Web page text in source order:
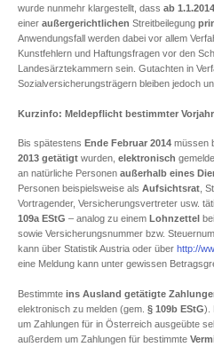
wurde nunmehr klargestellt, dass ab 1.1.2014
einer außergerichtlichen Streitbeilegung
Anwendungsfall werden dabei vor allem
Kunstfehlern und Haftungsfragen vor den
Landesärztekammern sein. Gutachten in
Sozialversicherungsträgern bleiben jedoch
Kurzinfo: Meldepflicht bestimmter
Bis spätestens Ende Februar 2014 müssen
2013 getätigt wurden, elektronisch
an natürliche Personen außerhalb eines
Personen beispielsweise als Aufsichtsrat ,
Vortragender, Versicherungsvertreter usw.
109a EStG – analog zu einem Lohnzettel
sowie Versicherungsnummer bzw.
kann über Statistik Austria oder über http://
eine Meldung kann unter gewissen
Bestimmte ins Ausland getätigte
elektronisch zu melden (gem. § 109b EStG).
um Zahlungen für in Österreich ausgeübte
außerdem um Zahlungen für bestimmte